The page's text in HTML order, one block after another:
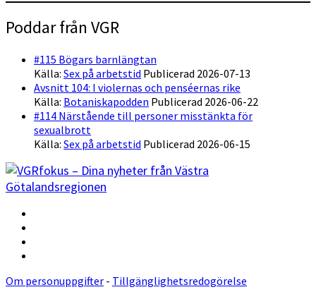
Poddar från VGR
#115 Bögars barnlängtan
Källa: Sex på arbetstid Publicerad 2026-07-13
Avsnitt 104: I violernas och penséernas rike
Källa: Botaniskapodden Publicerad 2026-06-22
#114 Närstående till personer misstänkta för
sexualbrott
Källa: Sex på arbetstid Publicerad 2026-06-15
Om personuppgifter - Tillgänglighetsredogörelse